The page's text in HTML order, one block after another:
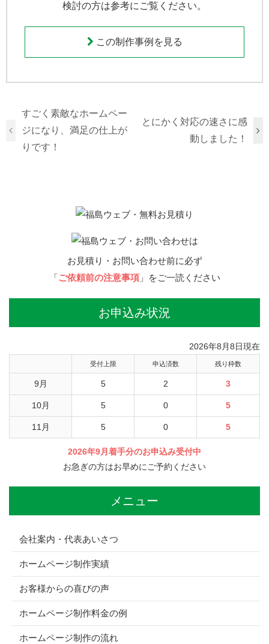
検討の方は参考にご覧ください。
この制作事例を見る
すごく素敵なホームペー
ジになり、満足の仕上が
りです！
とにかく対応の速さに感
動しました！
お見積り・お問い合わせ前に必ず
「ご依頼前の注意事項」をご一読ください
お申込み状況
2026年8月8日現在
受付上限 申込済数 残り枠数
9月 5 2 3
10月 5 0 5
11月 5 0 5
2026年9月着手分のお申込み受付中
お急ぎの方はお早めにご予約ください
メニュー
会社案内・代表あいさつ
ホームページ制作実績
お客様からの喜びの声
ホームページ制作料金の例
ホームページ制作の流れ